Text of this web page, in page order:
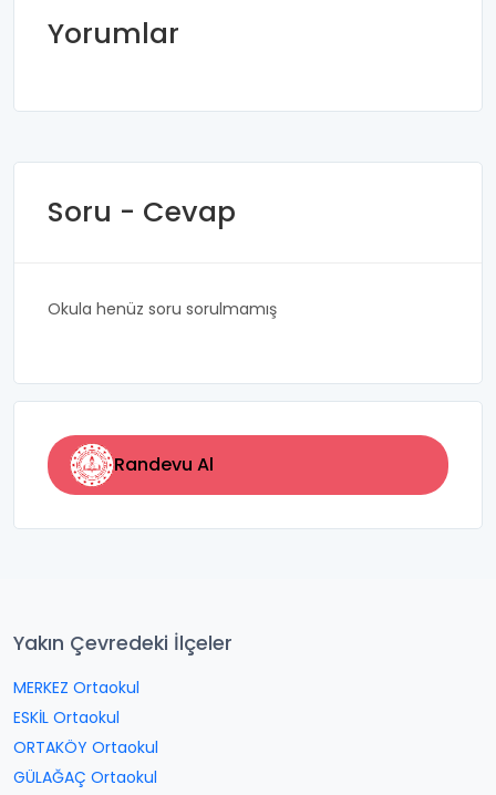
Yorumlar
Soru - Cevap
Okula henüz soru sorulmamış
Randevu Al
Yakın Çevredeki İlçeler
MERKEZ Ortaokul
ESKİL Ortaokul
ORTAKÖY Ortaokul
GÜLAĞAÇ Ortaokul